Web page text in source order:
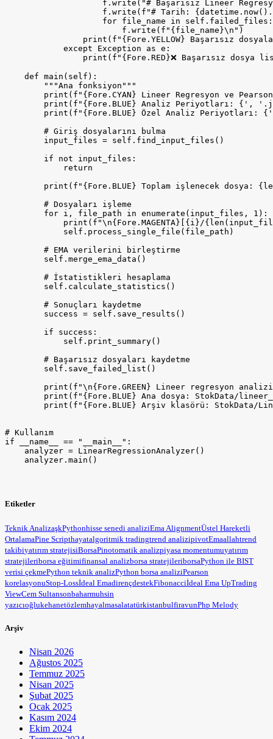
Etiketler
Teknik AnalizaşkPythonhisse senedi analiziEma AlignmentÜstel Hareketli
OrtalamaPine Scripthayatalgoritmik tradingtrend analizipivotEmaallahtrend
takibiyatırım stratejisiBorsaPinotomatik analizpiyasa momentumuyatırım
stratejileriborsa eğitimifinansal analizborsa stratejileriborsaPython ile BIST
verisi çekmePython teknik analizPython borsa analiziPearson
korelasyonuStop-Lossİdeal EmadirençdestekFibonacciİdeal Ema UpTrading
ViewCem Sultansonbaharmuhsin
yazıcıoğlukehanetözlemhayalmasalatatürkistanbulfiravunPhp Melody
Arşiv
Nisan 2026
Ağustos 2025
Temmuz 2025
Nisan 2025
Şubat 2025
Ocak 2025
Kasım 2024
Ekim 2024